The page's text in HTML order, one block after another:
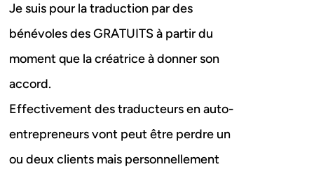
Je suis pour la traduction par des
bénévoles des GRATUITS à partir du
moment que la créatrice à donner son
accord.
Effectivement des traducteurs en auto-
entrepreneurs vont peut être perdre un
ou deux clients mais personnellement